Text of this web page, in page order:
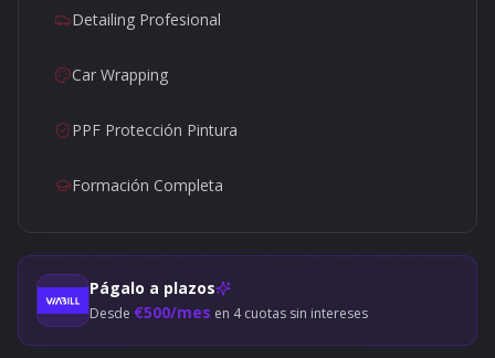
Detailing Profesional
Car Wrapping
PPF Protección Pintura
Formación Completa
Págalo a plazos
Desde €500/mes en 4cuotas sin intereses